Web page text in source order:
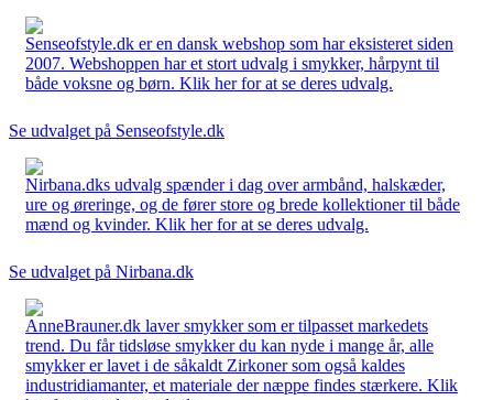
Senseofstyle.dk er en dansk webshop som har eksisteret siden
2007. Webshoppen har et stort udvalg i smykker, hårpynt til
både voksne og børn. Klik her for at se deres udvalg.
Se udvalget på Senseofstyle.dk
Nirbana.dks udvalg spænder i dag over armbånd, halskæder,
ure og øreringe, og de fører store og brede kollektioner til både
mænd og kvinder. Klik her for at se deres udvalg.
Se udvalget på Nirbana.dk
AnneBrauner.dk laver smykker som er tilpasset markedets
trend. Du får tidsløse smykker du kan nyde i mange år, alle
smykker er lavet i de såkaldt Zirkoner som også kaldes
industridiamanter, et materiale der næppe findes stærkere. Klik